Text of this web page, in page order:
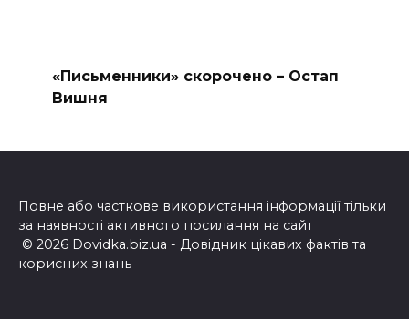
«Письменники» скорочено – Остап
Вишня
Повне або часткове використання інформації тільки
за наявності активного посилання на сайт
© 2026 Dovidka.biz.ua - Довідник цікавих фактів та
корисних знань